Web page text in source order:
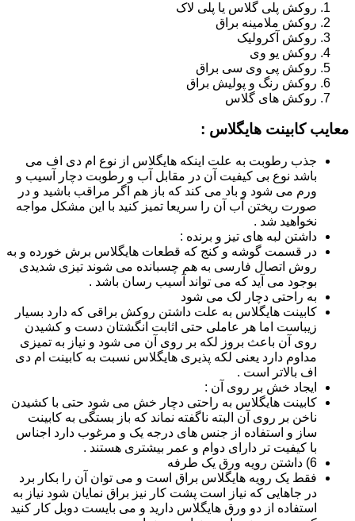
روکش پلی گلاس یا پلی لاک
روکش ملامینه براق
روکش آکرولیک
روکش یو وی
روکش پی وی سی براق
روکش رنگ و پولیش براق
روکش های گلاس
معایب کابینت هایگلاس :
جذب رطوبت به علت اینکه هایگلاس از نوع ام دی اف می
باشد نوع بی کیفیت آن در مقابل آب و رطوبت دچار آسیب و
ورم می شود و باد می کند که باز هم اگر مراقب باشید و در
صورت ریختن آب آن را سریعا تمیز کنید با این مشکل مواجه
نخواهید شد .
داشتن لبه های تیز و برنده :
در قسمت گوشه و کنج که قطعات هایگلاس برش خورده و به
روش اتصال فارسی به هم چسبانده می شوند تیزی شدیدی
بوجود می آید که می تواند آسیب رسان باشد .
به راحتی دچار لک می شود
کابینت هایگلاس به علت داشتن روکش براقی که دارد بسیار
زیباست اما هر عاملی حتی اثابت انگشتان دست و کشیدن
روی آن باعث بروز لکه بر روی آن می شود و نیاز به تمیزی
مداوم دارد یعنی لکه پذیری هایگلاس نسبت به کابینت ام دی
اف بالاتر است .
ایجاد خش بر روی آن :
کابینت هایگلاس به راحتی دچار خش می شود حتی با کشیدن
ناخن بر روی آن البته ناگفته نماند که باز بستگی به کابینت
ساز و استفاده از جنس های درجه یک و مرغوب دارد اجناس
با کیفیت تر دارای دوام و عمر بیشتری هستند .
6) داشتن رویه ورق یک طرفه
فقط یک رویه هایگلاس براق است و می توان آن را بکار برد
در جاهایی که نیاز است پشت کار نیز براق نمایان شود نیاز به
استفاده از دو ورق هایگلاس دارید و می بایست دوبل کار کنید